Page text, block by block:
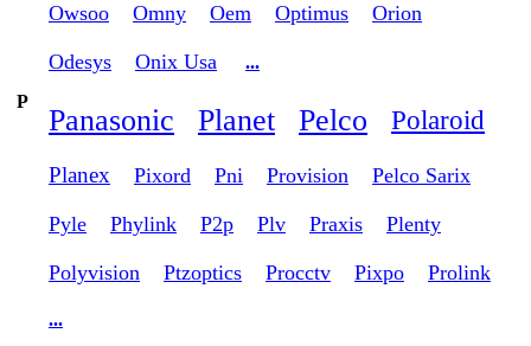
Owsoo Omny Oem Optimus Orion
Odesys Onix Usa
...
P
Panasonic Planet Pelco Polaroid
Planex Pixord Pni Provision Pelco Sarix
Pyle Phylink P2p Plv Praxis Plenty
Polyvision Ptzoptics Procctv Pixpo Prolink
...